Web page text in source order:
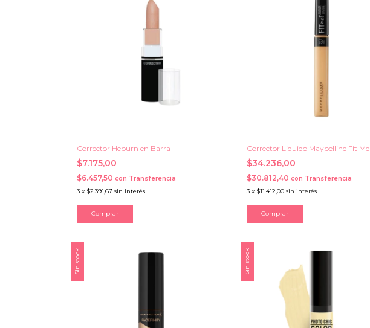
Corrector Heburn en Barra
$7.175,00
$6.457,50 con Transferencia
3 x $2.391,67 sin interés
Comprar
Corrector Liquido Maybelline Fit Me
$34.236,00
$30.812,40con Transferencia
3 x $11.412,00 sin interés
Comprar
Sin stock Sin stock